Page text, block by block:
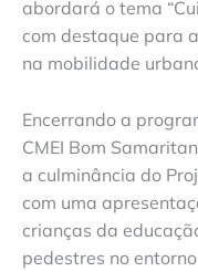
abordará o tema
com destaque para
na mobilidade
Encerrando a
CMEI Bom
a culminância do
com uma
crianças da
pedestres no